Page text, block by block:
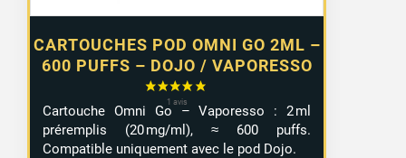
CARTOUCHES POD OMNI GO 2ML –
600 PUFFS – DOJO / VAPORESSO
Cartouche Omni Go – Vaporesso : 2 ml
préremplis (20 mg/ml), ≈ 600 puffs.
Compatible uniquement avec le pod Dojo.